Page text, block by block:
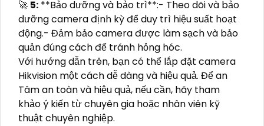
🚀 5: **Bảo dưỡng và bảo trì**:- Theo dõi và bảo
dưỡng camera định kỳ để duy trì hiệu suất hoạt
động.- Đảm bảo camera được làm sạch và bảo
quản đúng cách để tránh hỏng hóc.
Với hướng dẫn trên, bạn có thể lắp đặt camera
Hikvision một cách dễ dàng và hiệu quả. Để an
Tâm an toàn và hiệu quả, nếu cần, hãy tham
khảo ý kiến từ chuyên gia hoặc nhân viên kỹ
thuật chuyên nghiệp.